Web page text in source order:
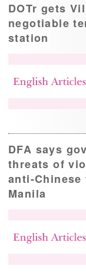
DOTr gets
negotiable
station
DFA says
threats of
anti-
Manila